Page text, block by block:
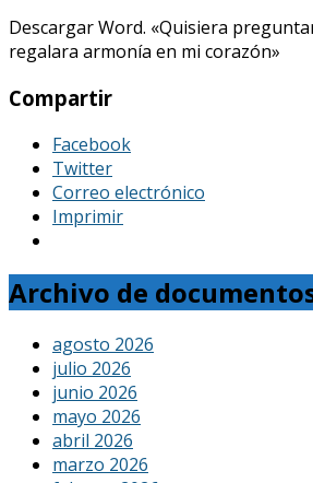
Descargar Word. «Quisiera
regalara armonía en mi corazón»
Compartir
Facebook
Twitter
Correo electrónico
Imprimir
Archivo de
agosto 2026
julio 2026
junio 2026
mayo 2026
abril 2026
marzo 2026